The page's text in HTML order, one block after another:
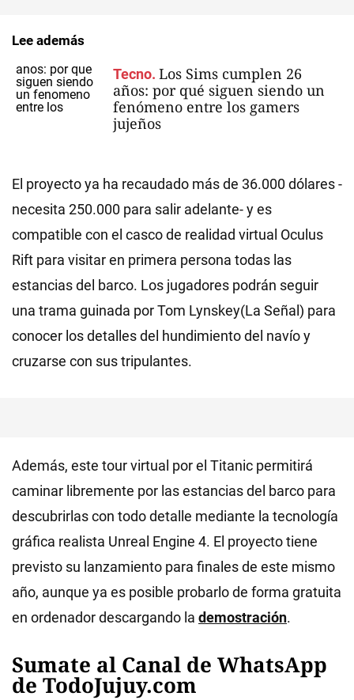
Lee además
Tecno. Los Sims cumplen 26
años: por qué siguen siendo un
fenómeno entre los gamers
jujeños
El proyecto ya ha recaudado más de 36.000 dólares -
necesita 250.000 para salir adelante- y es
compatible con el casco de realidad virtual Oculus
Rift para visitar en primera persona todas las
estancias del barco. Los jugadores podrán seguir
una trama guinada por Tom Lynskey(La Señal) para
conocer los detalles del hundimiento del navío y
cruzarse con sus tripulantes.
Además, este tour virtual por el Titanic permitirá
caminar libremente por las estancias del barco para
descubrirlas con todo detalle mediante la tecnología
gráfica realista Unreal Engine 4. El proyecto tiene
previsto su lanzamiento para finales de este mismo
año, aunque ya es posible probarlo de forma gratuita
en ordenador descargando la demostración.
Sumate al Canal de WhatsApp
de TodoJujuy.com